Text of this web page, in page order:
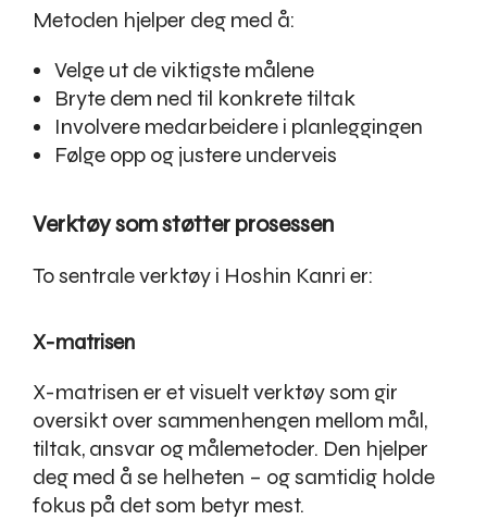
Metoden hjelper deg med å:
Velge ut de viktigste målene
Bryte dem ned til konkrete tiltak
Involvere medarbeidere i planleggingen
Følge opp og justere underveis
Verktøy som støtter prosessen
To sentrale verktøy i Hoshin Kanri er:
X-matrisen
X-matrisen er et visuelt verktøy som gir
oversikt over sammenhengen mellom mål,
tiltak, ansvar og målemetoder. Den hjelper
deg med å se helheten – og samtidig holde
fokus på det som betyr mest.